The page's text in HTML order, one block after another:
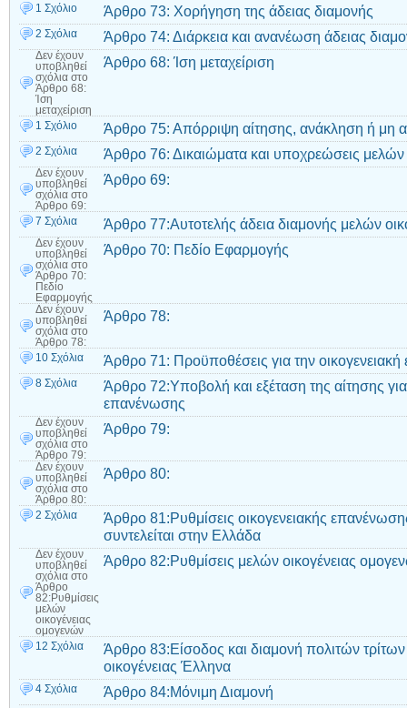
1 Σχόλιο Άρθρο 73: Χορήγηση της άδειας διαμονής
2 Σχόλια Άρθρο 74: Διάρκεια και ανανέωση άδειας
Δεν έχουν
υποβληθεί
σχόλια στο
Άρθρο 68:
Ίση
μεταχείριση
Άρθρο 68: Ίση μεταχείριση
1 Σχόλιο Άρθρο 75: Απόρριψη αίτησης, ανάκληση ή μη
2 Σχόλια Άρθρο 76: Δικαιώματα και υποχρεώσεις μελών
Δεν έχουν
υποβληθεί
σχόλια στο
Άρθρο 69:
Άρθρο 69:
7 Σχόλια Άρθρο 77:Αυτοτελής άδεια διαμονής μελών
Δεν έχουν
υποβληθεί
σχόλια στο
Άρθρο 70:
Πεδίο
Εφαρμογής
Άρθρο 70: Πεδίο Εφαρμογής
Δεν έχουν
υποβληθεί
σχόλια στο
Άρθρο 78:
Άρθρο 78:
10 Σχόλια Άρθρο 71: Προϋποθέσεις για την
8 Σχόλια
Άρθρο 72:Υποβολή και εξέταση της αίτησης για
επανένωσης
Δεν έχουν
υποβληθεί
σχόλια στο
Άρθρο 79:
Άρθρο 79:
Δεν έχουν
υποβληθεί
σχόλια στο
Άρθρο 80:
Άρθρο 80:
2 Σχόλια
Άρθρο 81:Ρυθμίσεις οικογενειακής
συντελείται στην Ελλάδα
Δεν έχουν
υποβληθεί
σχόλια στο
Άρθρο
82:Ρυθμίσεις
μελών
οικογένειας
ομογενών
Άρθρο 82:Ρυθμίσεις μελών οικογένειας
12 Σχόλια
Άρθρο 83:Είσοδος και διαμονή πολιτών
οικογένειας Έλληνα
4 Σχόλια Άρθρο 84:Μόνιμη Διαμονή